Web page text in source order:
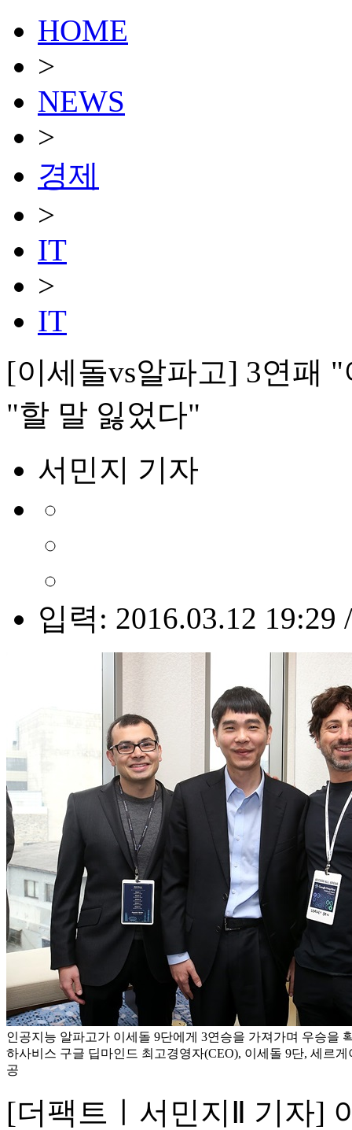
HOME
>
NEWS
>
경제
>
IT
>
IT
[이세돌vs알파고] 3연패
"할 말 잃었다"
서민지 기자
입력: 2016.03.12 19:29
인공지능 알파고가 이세돌 9단에게 3연승을 가져가며 우승을
하사비스 구글 딥마인드 최고경영자(CEO), 이세돌 9단, 세르
공
[더팩트ㅣ서민지Ⅱ 기자]